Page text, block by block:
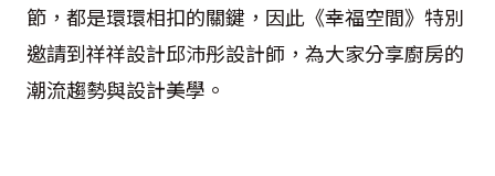
節，都是環環相扣的關鍵，因此《幸福空間》特別
邀請到祥祥設計邱沛彤設計師，為大家分享廚房的
潮流趨勢與設計美學。